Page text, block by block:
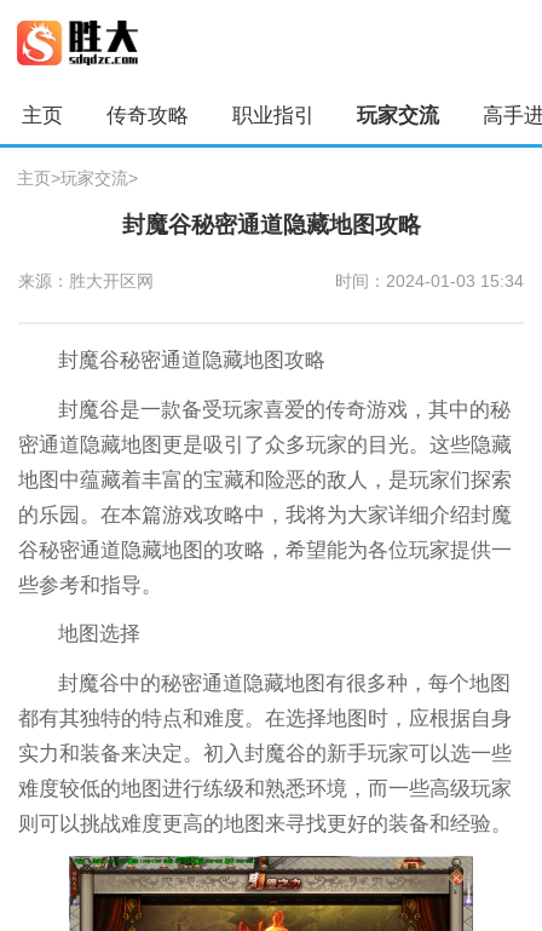
主页 传奇攻略 职业指引 玩家交流 高手
主页>玩家交流>
封魔谷秘密通道隐藏地图攻略
来源：胜大开区网 时间：2024-01-03 15:34
封魔谷秘密通道隐藏地图攻略
封魔谷是一款备受玩家喜爱的传奇游戏，其中的秘
密通道隐藏地图更是吸引了众多玩家的目光。这些隐藏
地图中蕴藏着丰富的宝藏和险恶的敌人，是玩家们探索
的乐园。在本篇游戏攻略中，我将为大家详细介绍封魔
谷秘密通道隐藏地图的攻略，希望能为各位玩家提供一
些参考和指导。
地图选择
封魔谷中的秘密通道隐藏地图有很多种，每个地图
都有其独特的特点和难度。在选择地图时，应根据自身
实力和装备来决定。初入封魔谷的新手玩家可以选一些
难度较低的地图进行练级和熟悉环境，而一些高级玩家
则可以挑战难度更高的地图来寻找更好的装备和经验。